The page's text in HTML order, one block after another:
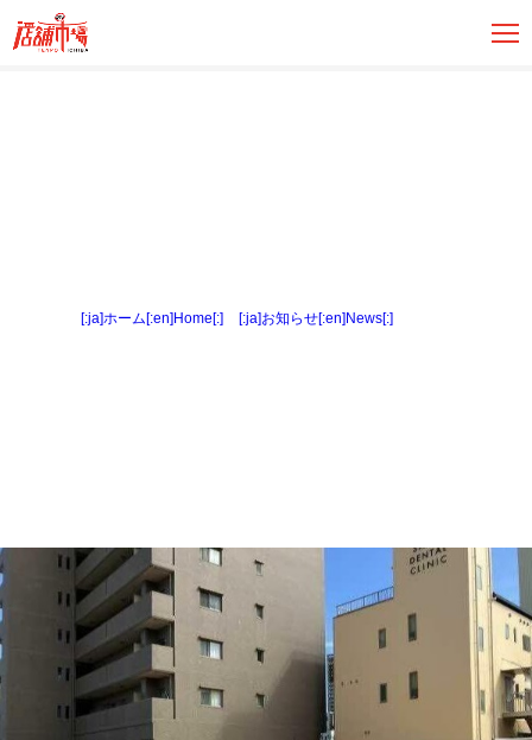
[:ja]ホーム[:en]Home[:] [:ja]お知らせ[:en]News[:]